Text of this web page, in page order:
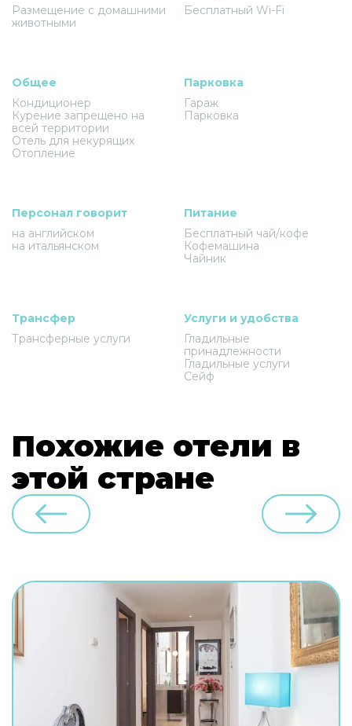
Размещение с домашними
животными
Бесплатный Wi-Fi
Общее
Кондиционер
Курение запрещено на
всей территории
Отель для некурящих
Отопление
Парковка
Гараж
Парковка
Персонал говорит
на английском
на итальянском
Питание
Бесплатный чай/кофе
Кофемашина
Чайник
Трансфер
Трансферные услуги
Услуги и удобства
Гладильные
принадлежности
Гладильные услуги
Сейф
Похожие отели в
этой стране